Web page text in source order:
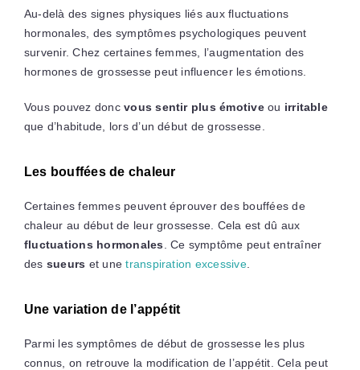
Au-delà des signes physiques liés aux fluctuations
hormonales, des symptômes psychologiques peuvent
survenir. Chez certaines femmes, l’augmentation des
hormones de grossesse peut influencer les émotions.
Vous pouvez doncvous sentir plus émotiveou irritable
que d’habitude, lors d’un début de grossesse.
Les bouffées de chaleur
Certaines femmes peuvent éprouver des bouffées de
chaleur au début de leur grossesse. Cela est dû aux
fluctuations hormonales . Ce symptôme peut entraîner
des sueurs et unetranspiration excessive.
Une variation de l’appétit
Parmi les symptômes de début de grossesse les plus
connus, on retrouve la modification de l’appétit. Cela peut